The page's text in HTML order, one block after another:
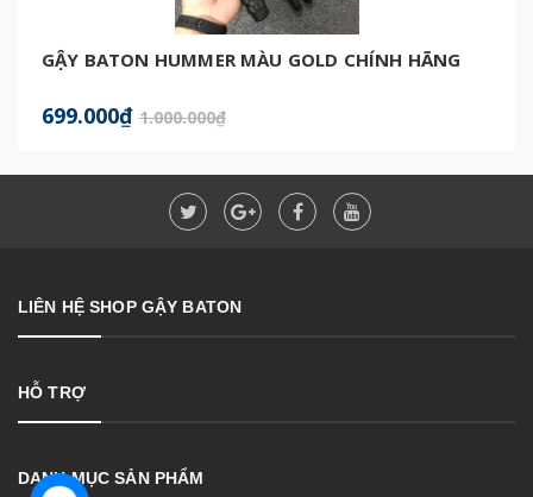
GẬY BATON HUMMER MÀU GOLD CHÍNH HÃNG
699.000₫ 1.000.000₫
LIÊN HỆ SHOP GẬY BATON
HỖ TRỢ
DANH MỤC SẢN PHẨM